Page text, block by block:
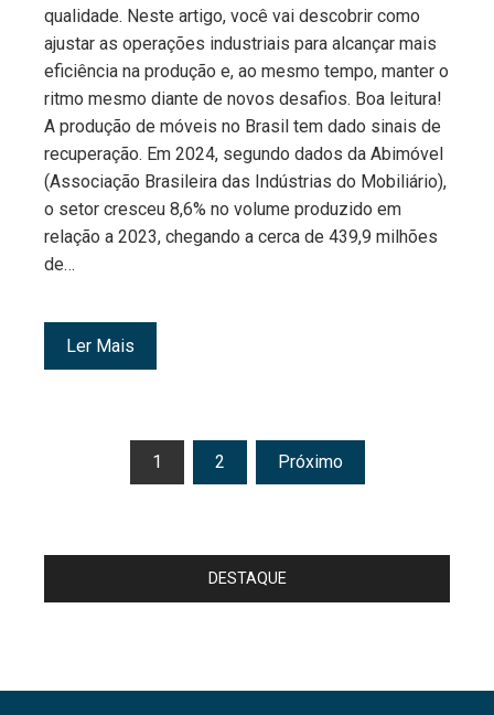
qualidade. Neste artigo, você vai descobrir como
ajustar as operações industriais para alcançar mais
eficiência na produção e, ao mesmo tempo, manter o
ritmo mesmo diante de novos desafios. Boa leitura!
A produção de móveis no Brasil tem dado sinais de
recuperação. Em 2024, segundo dados da Abimóvel
(Associação Brasileira das Indústrias do Mobiliário),
o setor cresceu 8,6% no volume produzido em
relação a 2023, chegando a cerca de 439,9 milhões
de…
Ler Mais
Paginação
posts
1 2 Próximo
DESTAQUE